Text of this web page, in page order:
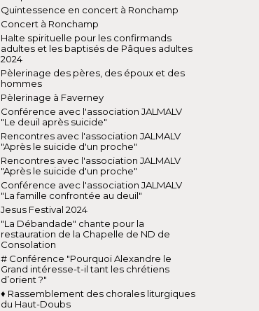
Quintessence en concert à Ronchamp
Concert à Ronchamp
Halte spirituelle pour les confirmands
adultes et les baptisés de Pâques adultes
2024
Pèlerinage des pères, des époux et des
hommes
Pèlerinage à Faverney
Conférence avec l'association JALMALV
"Le deuil après suicide"
Rencontres avec l'association JALMALV
"Après le suicide d'un proche"
Rencontres avec l'association JALMALV
"Après le suicide d'un proche"
Conférence avec l'association JALMALV
"La famille confrontée au deuil"
Jesus Festival 2024
"La Débandade" chante pour la
restauration de la Chapelle de ND de
Consolation
# Conférence "Pourquoi Alexandre le
Grand intéresse-t-il tant les chrétiens
d’orient ?"
♦ Rassemblement des chorales liturgiques
du Haut-Doubs